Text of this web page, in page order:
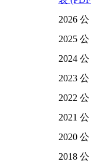
2026
2025
2024
2023
2022
2021
2020
2018